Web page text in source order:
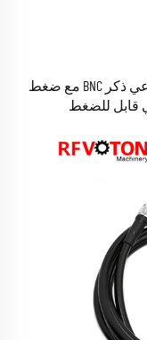
مصنع لتوريد نوع منفذ BNC متصل RF شعاعي ذكر BNC مع ضغط